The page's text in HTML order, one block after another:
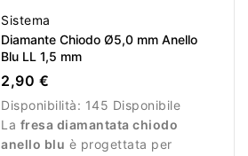
Sistema
Diamante Chiodo Ø5,0 mm Anello
Blu LL 1,5 mm
2,90 €
Disponibilità: 145 Disponibile
La fresa diamantata chiodo
anello blu è progettata per